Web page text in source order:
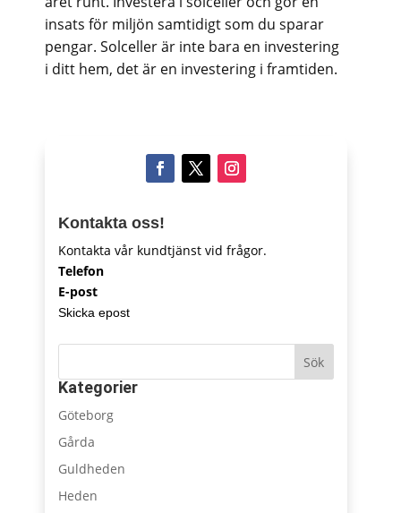
insats för miljön samtidigt som du sparar
pengar. Solceller är inte bara en investering
i ditt hem, det är en investering i framtiden.
Kontakta oss!
Kontakta vår kundtjänst vid frågor.
Telefon
E-post
Skicka epost
Sök
Kategorier
Göteborg
Gårda
Guldheden
Heden